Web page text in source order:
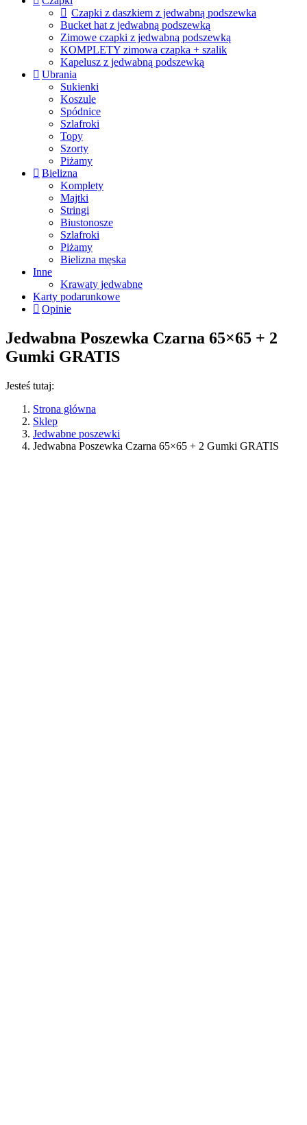
Czapki z daszkiem z jedwabną podszewka
Bucket hat z jedwabną podszewką
Zimowe czapki z jedwabną podszewką
KOMPLETY zimowa czapka + szalik
Kapelusz z jedwabną podszewką
Ubrania
Sukienki
Koszule
Spódnice
Szlafroki
Topy
Szorty
Piżamy
Bielizna
Komplety
Majtki
Stringi
Biustonosze
Szlafroki
Piżamy
Bielizna męska
Inne
Krawaty jedwabne
Karty podarunkowe
Opinie
Jedwabna Poszewka Czarna 65×65 + 2
Gumki GRATIS
Jesteś tutaj:
Strona główna
Sklep
Jedwabne poszewki
Jedwabna Poszewka Czarna 65×65 + 2 Gumki GRATIS